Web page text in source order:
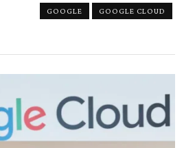
GOOGLE GOOGLE CLOUD